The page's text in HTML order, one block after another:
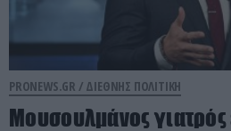
PRONEWS.GR / ΔΙΕΘΝΗΣ ΠΟΛΙΤΙΚΗ
Μουσουλμάνος